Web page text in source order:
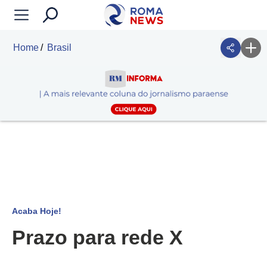
Home Brasil
Acaba Hoje!
Prazo para rede X